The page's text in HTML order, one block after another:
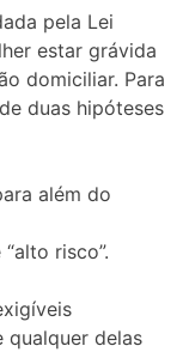
pela Lei
estar grávida
domiciliar. Para
duas hipóteses
além do
risco”.
qualquer delas